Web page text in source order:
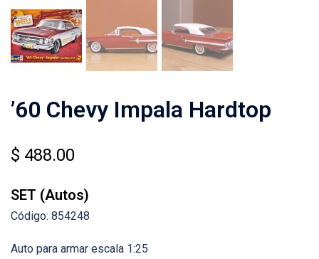
’60 Chevy Impala Hardtop
$ 488.00
SET (Autos)
Código: 854248
Auto para armar escala 1:25